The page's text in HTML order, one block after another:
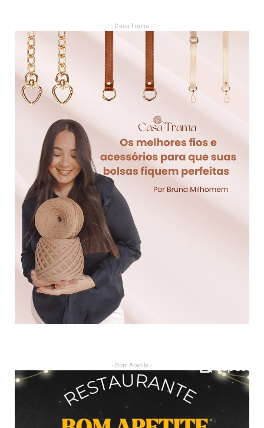
- Casa Trama -
- Bom Apetite -